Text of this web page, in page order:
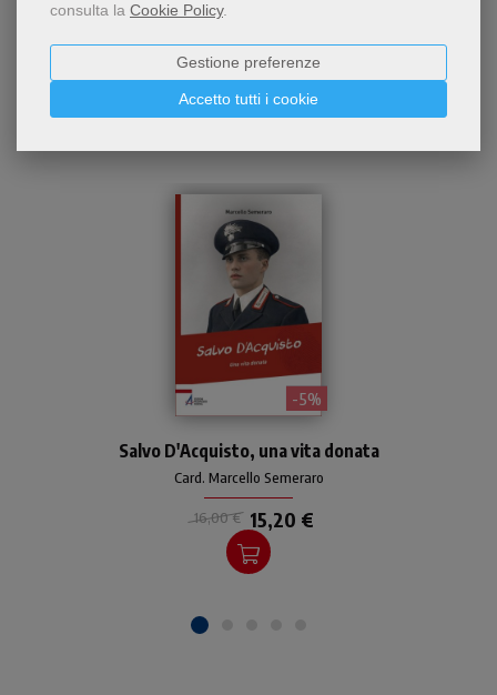
consulta la Cookie Policy.
Accetto tutti i cookie
Gestione preferenze
Chi ha visto questo prodotto
ha visto anche...
- 5%
biografia di Salvo
D’Acquisto a partire dalla
rete delle sue relazioni: la
famiglia, l'Arma dei
Carabinieri e la comunità di
Torrimpietra.
Card. Marcello Semeraro
Salvo D'Acquisto, una vita donata
16,00 € 15,20 €